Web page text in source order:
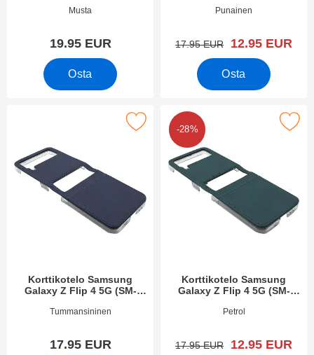
Tuote.nro 44626
Musta
19.95 EUR
Osta
Tuote.nro 44625
Punainen
vanha hinta
17.95 EUR uusi hinta
12.95 EUR
Osta
Korttikotelo Samsung
Galaxy Z Flip 4 5G (SM-
Tuote.nro 44624
Tummansininen
17.95 EUR
Samsung Galaxy Z Flip 4 5G (SM-F721B) suosikiksi
-28%
Korttikotelo Samsung
Galaxy Z Flip 4 5G (SM-
Tuote.nro 44623
Petrol
vanha hinta
17.95 EUR uusi hinta
12.95 EUR
Merkitse korttikotelo Samsung Galaxy Z